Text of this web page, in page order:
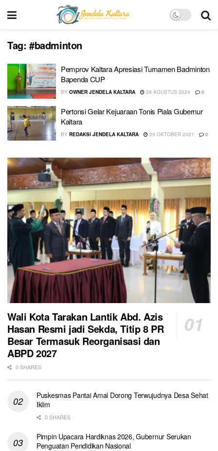
Tag: #badminton
Pemprov Kaltara Apresiasi Turnamen Badminton
Bapenda CUP
BY OWNER JENDELA KALTARA 29 AGUSTUS 2024 0
Pertonsi Gelar Kejuaraan Tonis Piala Gubernur
Kaltara
BY REDAKSI JENDELA KALTARA 25 OKTOBER 2021 0
Wali Kota Tarakan Lantik Abd. Azis
Hasan Resmi jadi Sekda, Titip 8 PR
Besar Termasuk Reorganisasi dan
ABPD 2027
0 SHARES
Puskesmas Pantai Amal Dorong Terwujudnya Desa Sehat
Iklim
0 SHARES
Pimpin Upacara Hardiknas 2026, Gubernur Serukan
Penguatan Pendidikan Nasional